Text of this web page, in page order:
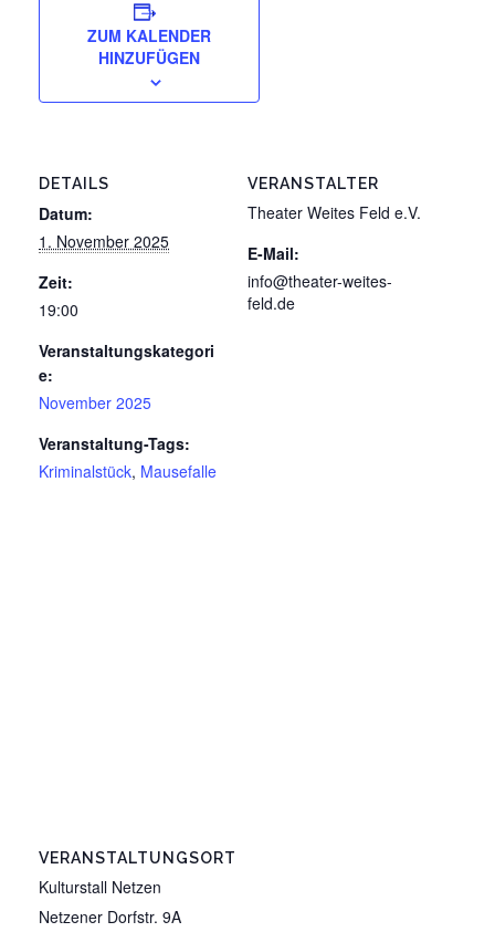
ZUM KALENDER
HINZUFÜGEN
DETAILS
Datum:
1. November 2025
Zeit:
19:00
Veranstaltungskategori
e:
November 2025
Veranstaltung-Tags:
Kriminalstück, Mausefalle
VERANSTALTER
Theater Weites Feld e.V.
E-Mail:
info@theater-weites-
feld.de
VERANSTALTUNGSORT
Kulturstall Netzen
Netzener Dorfstr. 9A